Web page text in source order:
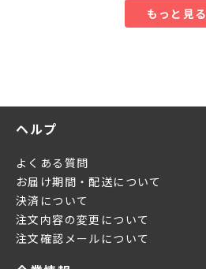
もっと見る
ヘルプ
よくある質問
お届け期間・配送について
決済について
注文内容の変更について
注文確認メールについて